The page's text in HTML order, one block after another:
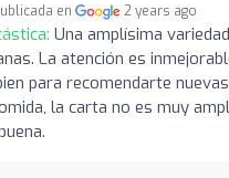
en 2 years ago
Una amplísima
La atención es
para recomendarte
la carta no es muy